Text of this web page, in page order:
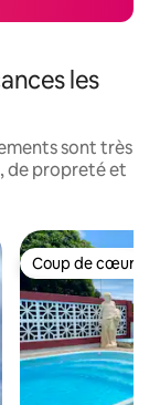
les
sont très
de propreté et
Coup de cœur
Coup de cœur